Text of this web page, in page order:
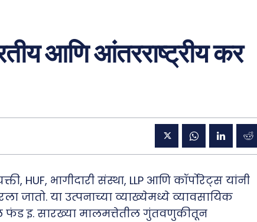
आणि आंतरराष्ट्रीय कर
HUF, भागीदारी संस्था, LLP आणि कॉर्पोरेट्स यांनी
जातो. या उत्पनाच्या व्याख्येमध्ये व्यावसायिक
फंड इ. सारख्या मालमत्तेतील गुंतवणुकीतून